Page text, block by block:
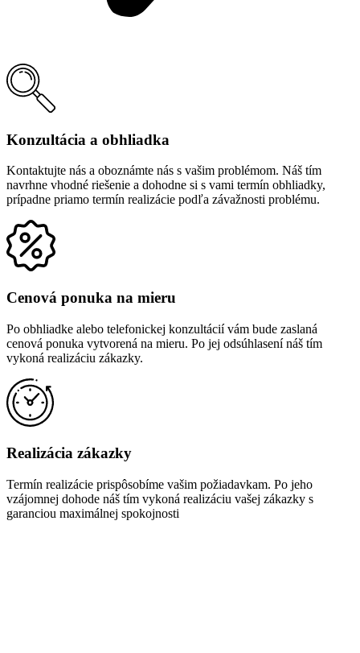
Konzultácia a obhliadka
Kontaktujte nás a oboznámte nás s vašim problémom. Náš tím
navrhne vhodné riešenie a dohodne si s vami termín obhliadky,
prípadne priamo termín realizácie podľa závažnosti problému.
Cenová ponuka na mieru
Po obhliadke alebo telefonickej konzultácií vám bude zaslaná
cenová ponuka vytvorená na mieru. Po jej odsúhlasení náš tím
vykoná realizáciu zákazky.
Realizácia zákazky
Termín realizácie prispôsobíme vašim požiadavkam. Po jeho
vzájomnej dohode náš tím vykoná realizáciu vašej zákazky s
garanciou maximálnej spokojnosti